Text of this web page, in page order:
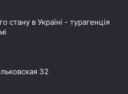
стану в Україні - турагенція
32